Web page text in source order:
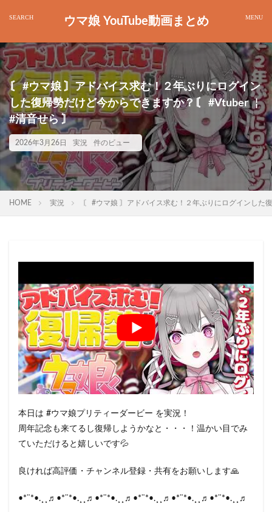
ウマ娘 YouTube動画まとめ
〘 #ウマ娘 〙アドバイス求む！２年ぶりにログイン
した復帰勢だけど今からできますか？〘 #Vtuber ￤
#清音せら 〙
2026年3月26日 実況 件のビュー
HOME 実況 〘 #ウマ娘 〙アドバイス求む！２年ぶりにログインし
本日は #ウマ娘プリティーダービー を実況！
周年記念も来てるし復帰しようかなと・・・！温かい目でみ
ていただけると嬉しいです💦
良ければ高評価・チャンネル登録・共有をお願いします🙏
•*¨*•.¸¸♬•*¨*•.¸¸♬•*¨*•.¸¸♬•*¨*•.¸¸♬•*¨*•.¸¸♬•*¨*•.¸¸♬